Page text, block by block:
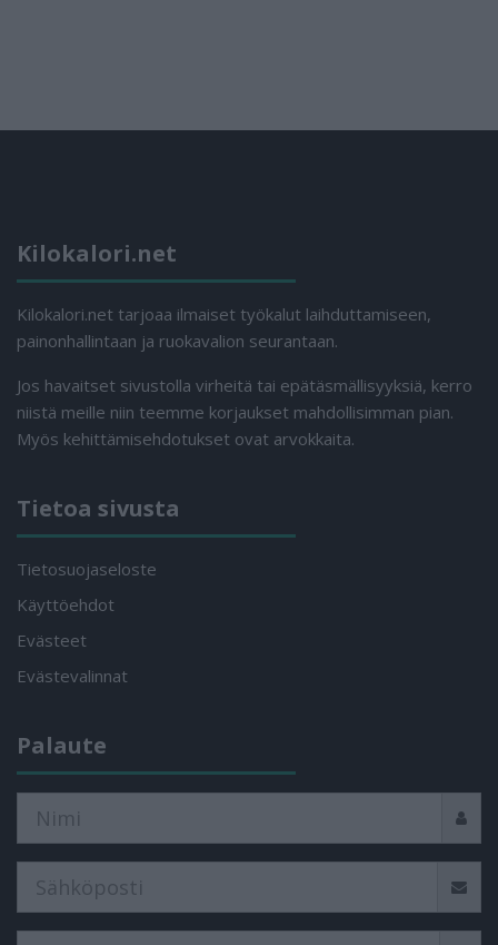
Kilokalori.net
Kilokalori.net tarjoaa ilmaiset työkalut laihduttamiseen,
painonhallintaan ja ruokavalion seurantaan.
Jos havaitset sivustolla virheitä tai epätäsmällisyyksiä, kerro
niistä meille niin teemme korjaukset mahdollisimman pian.
Myös kehittämisehdotukset ovat arvokkaita.
Tietoa sivusta
Tietosuojaseloste
Käyttöehdot
Evästeet
Evästevalinnat
Palaute